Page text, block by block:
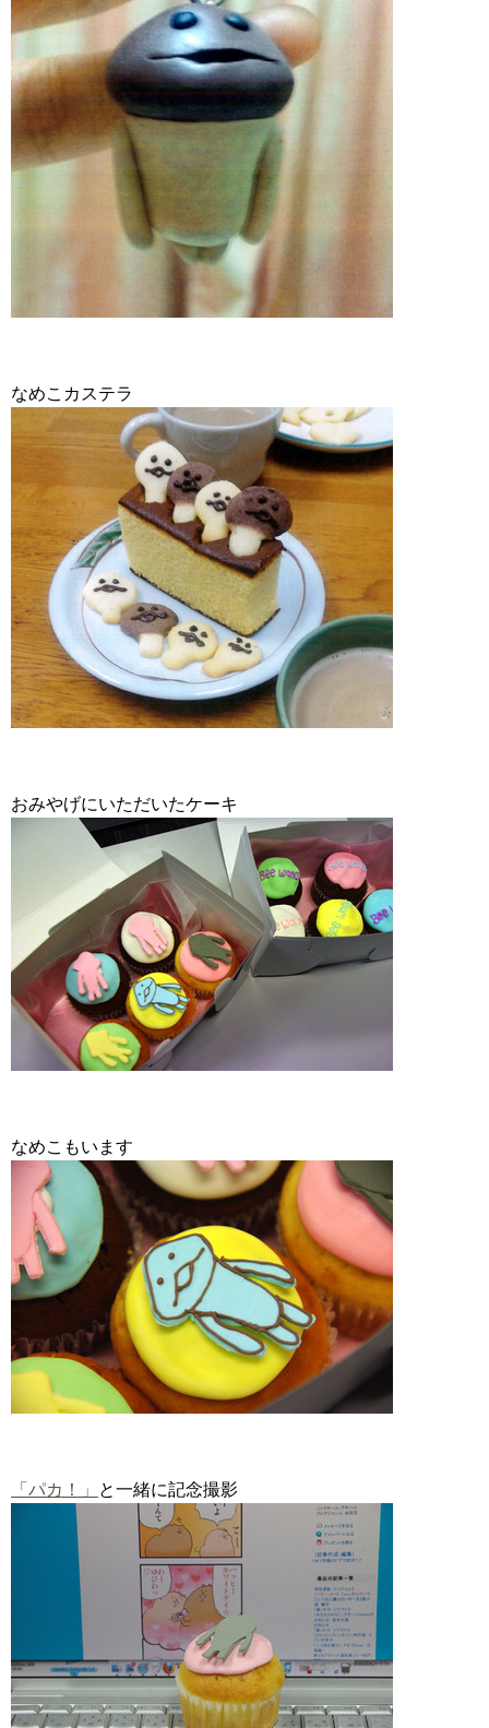
なめこカステラ
おみやげにいただいたケーキ
なめこもいます
「パカ！」 と一緒に記念撮影